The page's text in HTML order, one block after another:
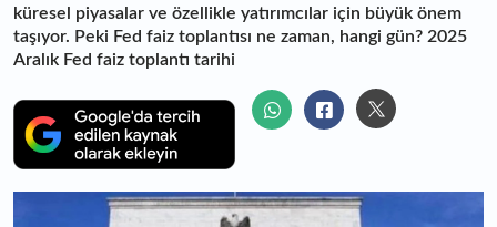
küresel piyasalar ve özellikle yatırımcılar için büyük önem
taşıyor. Peki Fed faiz toplantısı ne zaman, hangi gün? 2025
Aralık Fed faiz toplantı tarihi